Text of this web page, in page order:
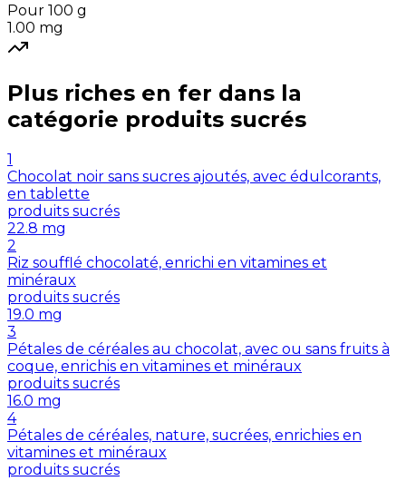
Pour 100 g
1.00 mg
Plus riches en fer dans la
catégorie produits sucrés
1
Chocolat noir sans sucres ajoutés, avec édulcorants,
en tablette
produits sucrés
22.8 mg
2
Riz soufflé chocolaté, enrichi en vitamines et
minéraux
produits sucrés
19.0 mg
3
Pétales de céréales au chocolat, avec ou sans fruits à
coque, enrichis en vitamines et minéraux
produits sucrés
16.0 mg
4
Pétales de céréales, nature, sucrées, enrichies en
vitamines et minéraux
produits sucrés